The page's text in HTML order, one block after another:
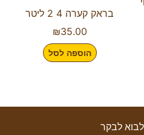
בראק קערה 4 2 ליטר
₪35.00
הוספה לסל
לבקר